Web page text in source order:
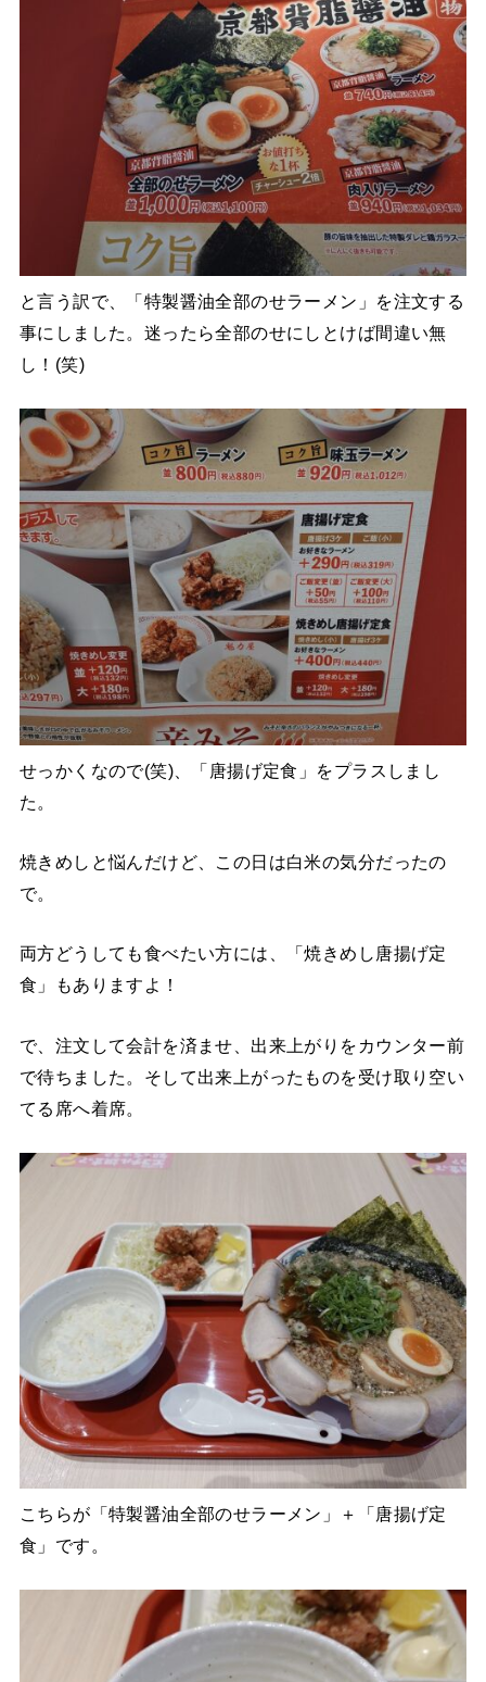
と言う訳で、「特製醤油全部のせラーメン」を注文する
事にしました。迷ったら全部のせにしとけば間違い無
し！(笑)
せっかくなので(笑)、「唐揚げ定食」をプラスしまし
た。
焼きめしと悩んだけど、この日は白米の気分だったの
で。
両方どうしても食べたい方には、「焼きめし唐揚げ定
食」もありますよ！
で、注文して会計を済ませ、出来上がりをカウンター前
で待ちました。そして出来上がったものを受け取り空い
てる席へ着席。
こちらが「特製醤油全部のせラーメン」＋「唐揚げ定
食」です。